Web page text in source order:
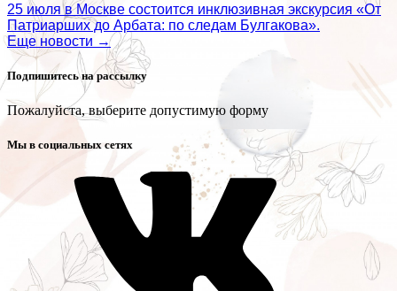
25 июля в Москве состоится инклюзивная экскурсия «От
Патриарших до Арбата: по следам Булгакова».
Еще новости →
Подпишитесь на рассылку
Пожалуйста, выберите допустимую форму
Мы в социальных сетях